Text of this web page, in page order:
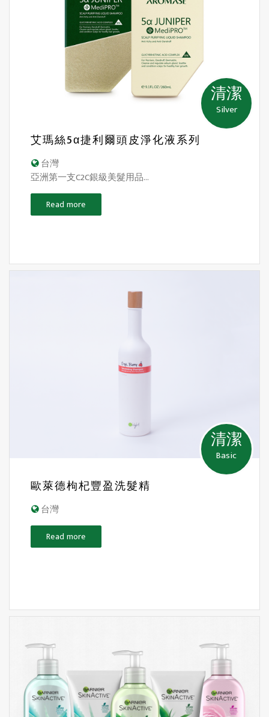
清潔
Silver
艾瑪絲5α捷利爾頭皮淨化液系列
台灣
亞洲第一支C2C銀級美髮用品...
Read more
清潔
Basic
歐萊德枸杞豐盈洗髮精
台灣
Read more